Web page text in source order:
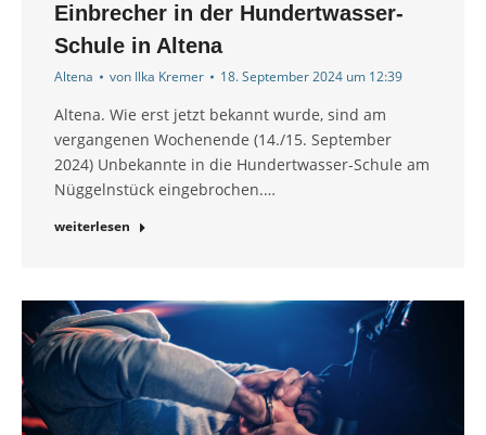
Einbrecher in der Hundertwasser-
Schule in Altena
Altena von Ilka Kremer 18. September 2024 um 12:39
Altena. Wie erst jetzt bekannt wurde, sind am
vergangenen Wochenende (14./15. September
2024) Unbekannte in die Hundertwasser-Schule am
Nüggelnstück eingebrochen.…
weiterlesen